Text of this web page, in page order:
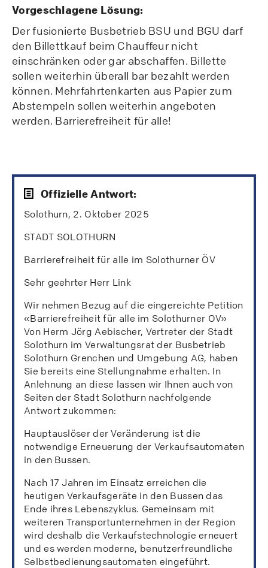
Vorgeschlagene Lösung:
Der fusionierte Busbetrieb BSU und BGU darf
den Billettkauf beim Chauffeur nicht
einschränken oder gar abschaffen. Billette
sollen weiterhin überall bar bezahlt werden
können. Mehrfahrtenkarten aus Papier zum
Abstempeln sollen weiterhin angeboten
werden. Barrierefreiheit für alle!
Offizielle Antwort:
Solothurn, 2. Oktober 2025
STADT SOLOTHURN
Barrierefreiheit für alle im Solothurner ÖV
Sehr geehrter Herr Link
Wir nehmen Bezug auf die eingereichte Petition
«Barrierefreiheit für alle im Solothurner OV»
Von Herm Jörg Aebischer, Vertreter der Stadt
Solothurn im Verwaltungsrat der Busbetrieb
Solothurn Grenchen und Umgebung AG, haben
Sie bereits eine Stellungnahme erhalten. In
Anlehnung an diese lassen wir Ihnen auch von
Seiten der Stadt Solothurn nachfolgende
Antwort zukommen:
Hauptauslöser der Veränderung ist die
notwendige Erneuerung der Verkaufsautomaten
in den Bussen.
Nach 17 Jahren im Einsatz erreichen die
heutigen Verkaufsgeräte in den Bussen das
Ende ihres Lebenszyklus. Gemeinsam mit
weiteren Transportunternehmen in der Region
wird deshalb die Verkaufstechnologie erneuert
und es werden moderne, benutzerfreundliche
Selbstbedienungsautomaten eingeführt.